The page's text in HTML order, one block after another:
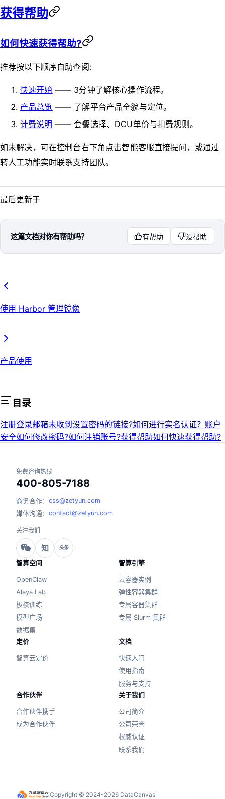
获得帮助
如何快速获得帮助?
推荐按以下顺序自助查阅:
快速开始 —— 3分钟了解核心操作流程。
产品总览 —— 了解平台产品全貌与定位。
计费说明 —— 套餐选择、DCU单价与扣费规则。
如未解决，可在控制台右下角点击智能客服直接提问，或通过
转人工功能实时联系支持团队。
最后更新于
这篇文档对你有帮助吗？ 有帮助 没帮助
使用 Harbor 管理镜像
产品使用
目录
注册登录邮箱未收到设置密码的链接?如何进行实名认证？ 账户
安全如何修改密码?如何注销账号?获得帮助如何快速获得帮助?
免费咨询热线
400-805-7188
商务合作： css@zetyun.com
媒体沟通： contact@zetyun.com
关注我们
知 头条
智算空间
OpenClaw
Alaya Lab
极核训练
模型广场
数据集
智算引擎
云容器实例
弹性容器集群
专属容器集群
专属 Slurm 集群
定价
智算云定价
文档
快速入门
使用指南
服务与支持
合作伙伴
合作伙伴携手
成为合作伙伴
关于我们
公司简介
公司荣誉
权威认证
联系我们
Copyright © 2024-2026 DataCanvas